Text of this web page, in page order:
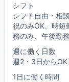
シフト
シフト自由・相
祝のみOK、時短
務のみ、午後勤
週に働く日数
週2・3日から
1日に働く時間